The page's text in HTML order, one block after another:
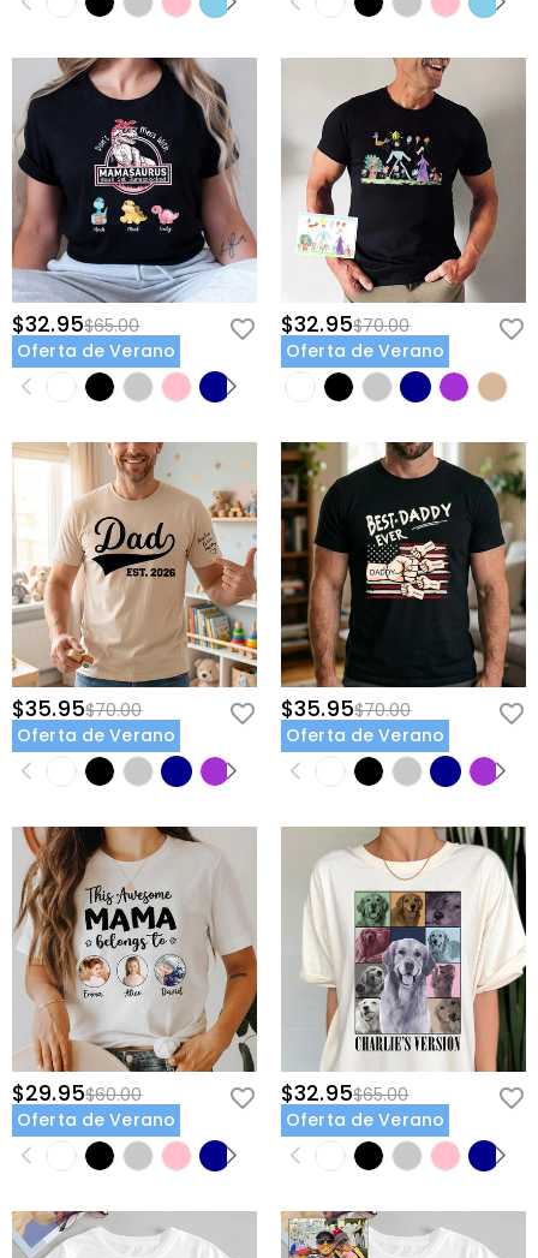
$32.95$65.00
Oferta de Verano
$32.95$70.00
Oferta de Verano
$35.95$70.00
Oferta de Verano
$35.95$70.00
Oferta de Verano
$29.95$60.00
Oferta de Verano
$32.95$65.00
Oferta de Verano